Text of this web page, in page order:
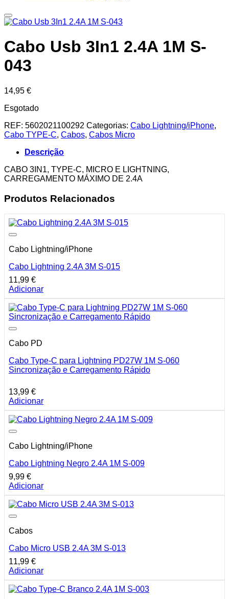
Cabo Usb 3In1 2.4A 1M S-
043
14,95 €
Esgotado
REF: 5602021100292 Categorias: Cabo Lightning/iPhone,
Cabo TYPE-C, Cabos, Cabos Micro
Descrição
CABO 3IN1, TYPE-C, MICRO E LIGHTNING,
CARREGAMENTO MÁXIMO DE 2.4A
Produtos Relacionados
Cabo Lightning/iPhone
Cabo Lightning 2.4A 3M S-015
11,99 €
Adicionar
Cabo PD
Cabo Type-C para Lightning PD27W 1M S-060
Sincronização e Carregamento Rápido
13,99 €
Adicionar
Cabo Lightning/iPhone
Cabo Lightning Negro 2.4A 1M S-009
9,99 €
Adicionar
Cabos
Cabo Micro USB 2.4A 3M S-013
11,99 €
Adicionar